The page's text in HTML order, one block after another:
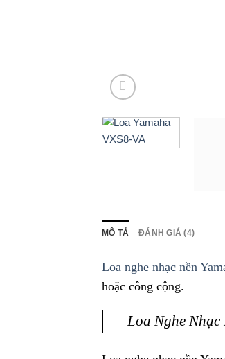
MÔ TẢ ĐÁNH GIÁ (4)
Loa nghe nhạc nền
hoặc công cộng.
Loa Nghe Nhạc